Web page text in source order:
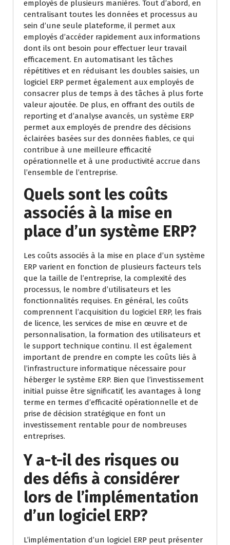
employés de plusieurs manières. Tout d’abord, en
centralisant toutes les données et processus au
sein d’une seule plateforme, il permet aux
employés d’accéder rapidement aux informations
dont ils ont besoin pour effectuer leur travail
efficacement. En automatisant les tâches
répétitives et en réduisant les doubles saisies, un
logiciel ERP permet également aux employés de
consacrer plus de temps à des tâches à plus forte
valeur ajoutée. De plus, en offrant des outils de
reporting et d’analyse avancés, un système ERP
permet aux employés de prendre des décisions
éclairées basées sur des données fiables, ce qui
contribue à une meilleure efficacité
opérationnelle et à une productivité accrue dans
l’ensemble de l’entreprise.
Quels sont les coûts
associés à la mise en
place d’un système ERP?
Les coûts associés à la mise en place d’un système
ERP varient en fonction de plusieurs facteurs tels
que la taille de l’entreprise, la complexité des
processus, le nombre d’utilisateurs et les
fonctionnalités requises. En général, les coûts
comprennent l’acquisition du logiciel ERP, les frais
de licence, les services de mise en œuvre et de
personnalisation, la formation des utilisateurs et
le support technique continu. Il est également
important de prendre en compte les coûts liés à
l’infrastructure informatique nécessaire pour
héberger le système ERP. Bien que l’investissement
initial puisse être significatif, les avantages à long
terme en termes d’efficacité opérationnelle et de
prise de décision stratégique en font un
investissement rentable pour de nombreuses
entreprises.
Y a-t-il des risques ou
des défis à considérer
lors de l’implémentation
d’un logiciel ERP?
L’implémentation d’un logiciel ERP peut présenter